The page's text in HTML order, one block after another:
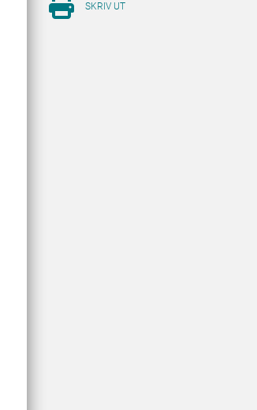
SKRIV UT